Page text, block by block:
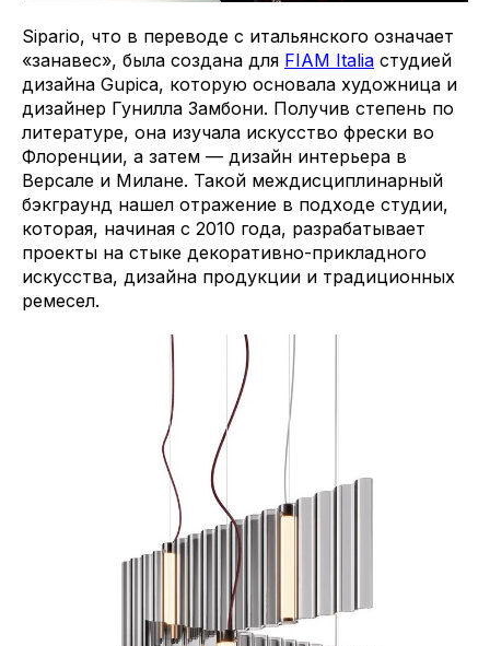
Sipario, что в переводе с итальянского означает
«занавес», была создана для FIAM Italia студией
дизайна Gupica, которую основала художница и
дизайнер Гунилла Замбони. Получив степень по
литературе, она изучала искусство фрески во
Флоренции, а затем — дизайн интерьера в
Версале и Милане. Такой междисциплинарный
бэкграунд нашел отражение в подходе студии,
которая, начиная с 2010 года, разрабатывает
проекты на стыке декоративно-прикладного
искусства, дизайна продукции и традиционных
ремесел.